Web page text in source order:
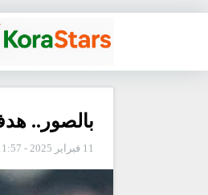
بالصور..
11 فبراير 2025 - 11:57 م